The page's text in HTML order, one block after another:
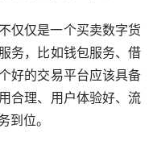
仅仅是一个买卖数字货
务，比如钱包服务、借
好的交易平台应该具备
合理、用户体验好、流
到位。